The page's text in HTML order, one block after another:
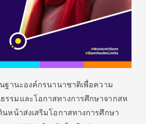
ฐานะองค์กรนานาชาติเพื่อความ
รรมและโอกาสทางการศึกษาจากสห
นหน้าส่งเสริมโอกาสทางการศึกษา